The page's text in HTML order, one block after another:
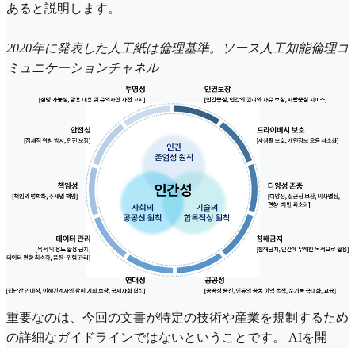
あると説明します。
2020年に発表した人工紙は倫理基準。ソース人工知能倫理コ
ミュニケーションチャネル
重要なのは、今回の文書が特定の技術や産業を規制するため
の詳細なガイドラインではないということです。 AIを開